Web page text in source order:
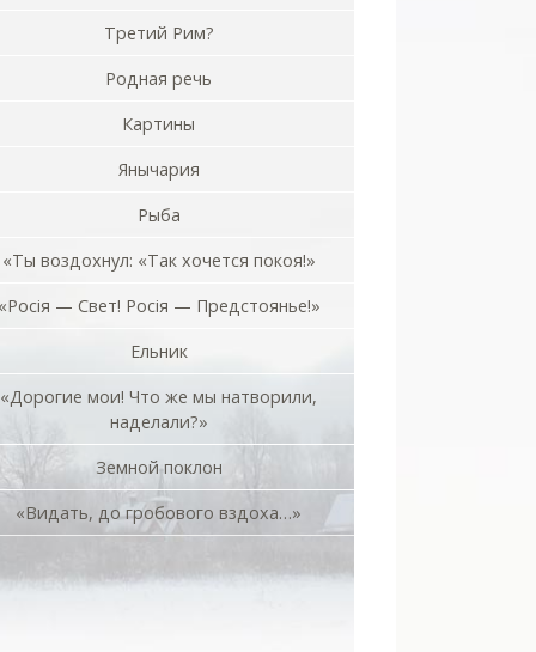
Третий Рим?
Родная речь
Картины
Янычария
Рыба
«Ты воздохнул: «Так хочется покоя!»
— Свет! Росiя — Предстоянье!»
Ельник
«Дорогие мои! Что же мы натворили,
наделали?»
Земной поклон
«Видать, до гробового вздоха…»